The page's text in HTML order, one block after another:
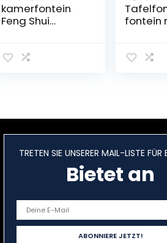
kamerfontein
Feng Shui
24 cm
fontein
TRETEN SIE UNSERER MAIL-LISTE FÜR
Bietet an